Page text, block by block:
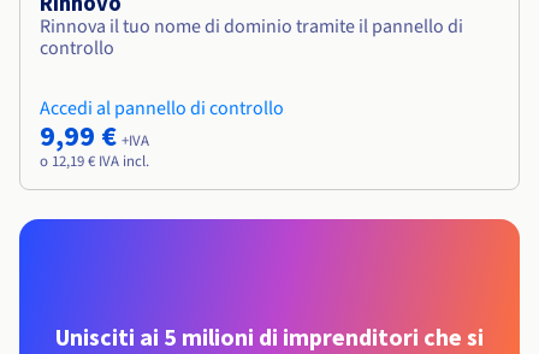
Rinnova il tuo nome di dominio tramite il pannello di
controllo
Accedi al pannello di controllo
9,99 € +IVA
o 12,19 € IVA incl.
Unisciti ai 5 milioni di imprenditori che si